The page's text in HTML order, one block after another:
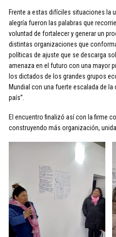
Frente a estas difíciles situaciones la
alegría fueron las palabras que
voluntad de fortalecer y generar un
distintas organizaciones que
políticas de ajuste que se descarga
amenaza en el futuro con una mayor
los dictados de los grandes grupos
Mundial con una fuerte escalada de la
país”.
El encuentro finalizó así con la firme
construyendo más organización,